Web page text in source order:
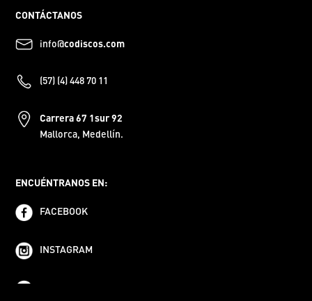
CONTÁCTANOS
info@codiscos.com
(57) (4) 448 70 11
Carrera 67 1sur 92
Mallorca, Medellín.
ENCUÉNTRANOS EN:
FACEBOOK
INSTAGRAM